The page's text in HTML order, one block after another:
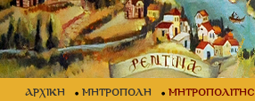
ΑΡΧΙΚΗ ΜΗΤΡΟΠΟΛΗ ΜΗΤΡΟΠΟΛΙΤΗΣ